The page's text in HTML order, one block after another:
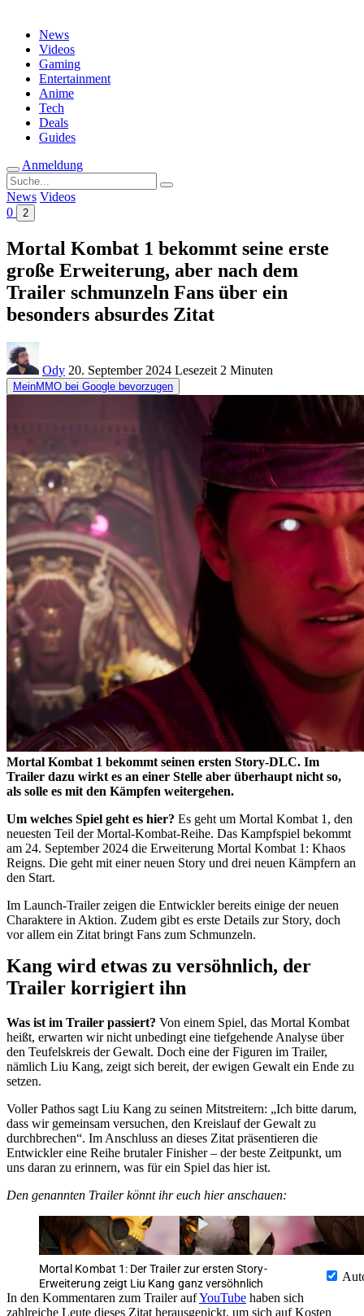
News
Videos
Gaming
Entertainment
Anime
Tech
Deals
Guides
Anmeldung
Suche
nach:
News Videos
0
2
Mortal Kombat 1 bekommt seine erste
große Erweiterung, aber nach dem
Trailer schmunzeln Fans über ein
besonders absurdes Zitat
Ody 20. September 2024 Lesezeit 2 Minuten
MeinMMO bei Google bevorzugen
Mortal Kombat 1 bekommt seinen ersten Story-DLC. Im
Trailer dazu wirkt es an einer Stelle aber überhaupt nicht so,
als solle es mit den Kämpfen weitergehen.
Um welches Spiel geht es hier? Es geht um Mortal Kombat 1, den
neuesten Teil der Mortal-Kombat-Reihe. Das Kampfspiel bekommt
am 24. September 2024 die Erweiterung Mortal Kombat 1: Khaos
Reigns. Die geht mit einer neuen Story und drei neuen Kämpfern an
den Start.
Im Launch-Trailer zeigen die Entwickler bereits einige der neuen
Charaktere in Aktion. Zudem gibt es erste Details zur Story, doch
vor allem ein Zitat bringt Fans zum Schmunzeln.
Kang wird etwas zu versöhnlich, der
Trailer korrigiert ihn
Was ist im Trailer passiert? Von einem Spiel, das Mortal Kombat
heißt, erwarten wir nicht unbedingt eine tiefgehende Analyse über
den Teufelskreis der Gewalt. Doch eine der Figuren im Trailer,
nämlich Liu Kang, zeigt sich bereit, der ewigen Gewalt ein Ende zu
setzen.
Voller Pathos sagt Liu Kang zu seinen Mitstreitern: „Ich bitte darum,
dass wir gemeinsam versuchen, den Kreislauf der Gewalt zu
durchbrechen“. Im Anschluss an dieses Zitat präsentieren die
Entwickler eine Reihe brutaler Finisher – der beste Zeitpunkt, um
uns daran zu erinnern, was für ein Spiel das hier ist.
Den genannten Trailer könnt ihr euch hier anschauen:
Mortal Kombat 1: Der Trailer zur ersten Story-
Erweiterung zeigt Liu Kang ganz versöhnlich
In den Kommentaren zum Trailer aufYouTube haben sich
zahlreiche Leute dieses Zitat herausgepickt, um sich auf Kosten